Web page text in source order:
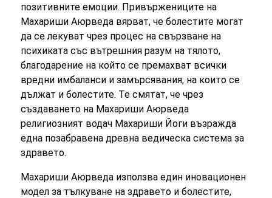
позитивните емоции. Привържениците на
Махариши Аюрведа вярват, че болестите могат
да се лекуват чрез процес на свързване на
психиката със вътрешния разум на тялото,
благодарение на който се премахват всички
вредни имбаланси и замърсявания, на които се
дължат и болестите. Те смятат, че чрез
създаването на Махариши Аюрведа
религиозният водач Махариши Йоги възражда
една позабравена древна ведическа система за
здравето.
Махариши Аюрведа използва един иновационен
модел за тълкуване на здравето и болестите,